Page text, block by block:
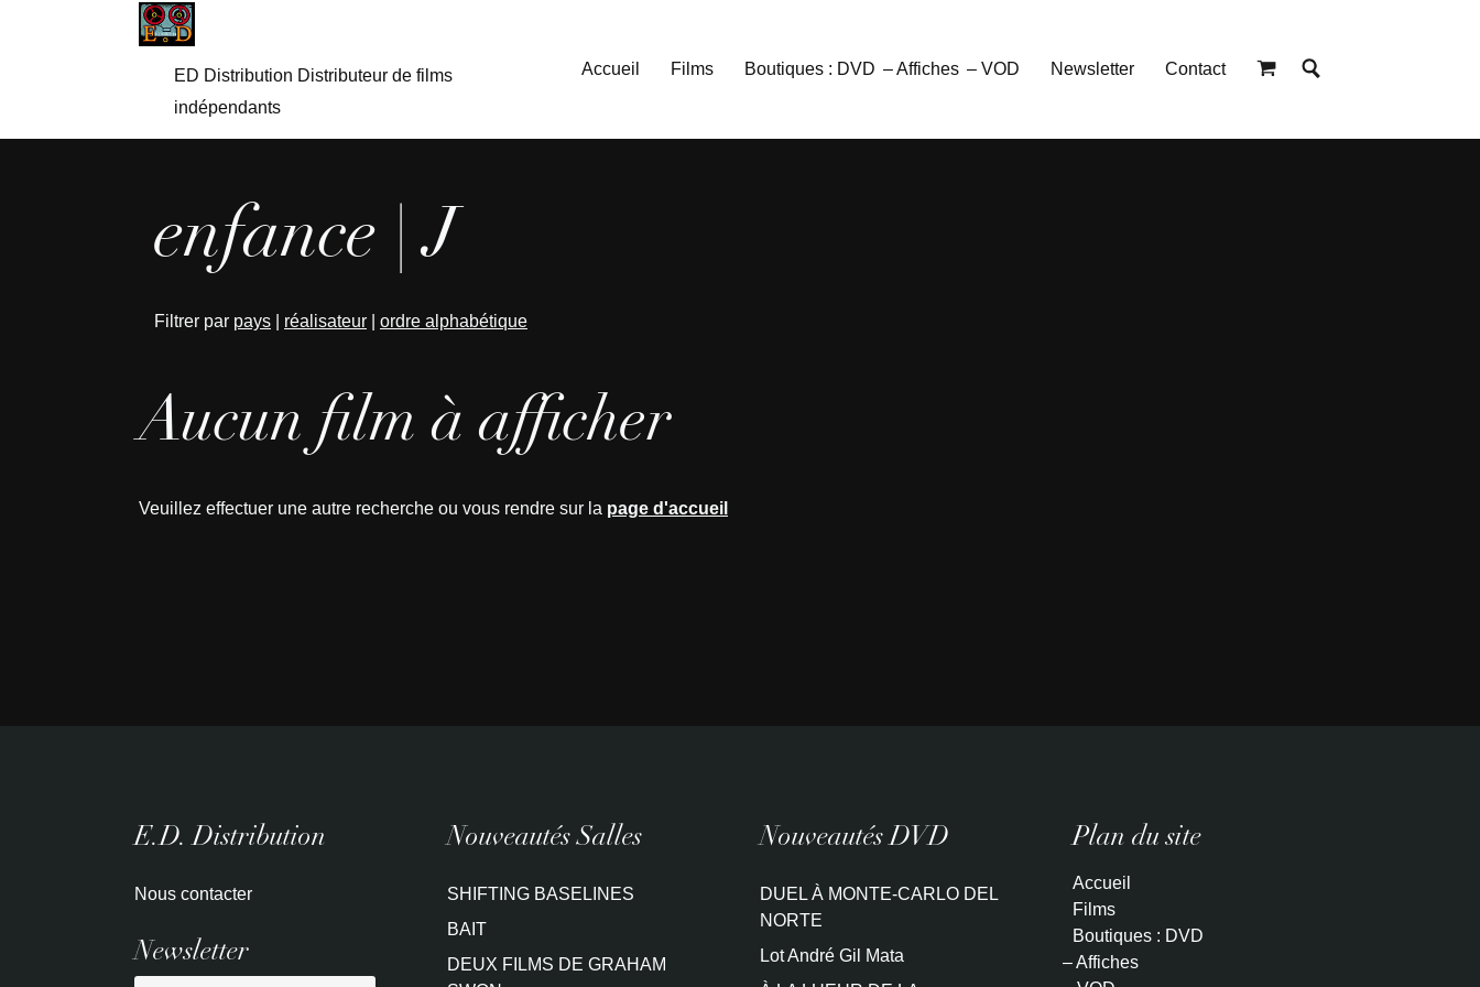
ED Distribution Distributeur de films
indépendants
Accueil Films Boutiques : DVD – Affiches – VOD Newsletter Contact
enfance | J
Filtrer par pays réalisateur ordre alphabétique
Aucun film à afficher
Veuillez effectuer une autre recherche ou vous rendre sur la page d'accueil
E.D. Distribution
Nous contacter
Newsletter
Nouveautés Salles
SHIFTING BASELINES
BAIT
DEUX FILMS DE GRAHAM
Nouveautés DVD
DUEL À MONTE-CARLO DEL
NORTE
Lot André Gil Mata
Plan du site
Accueil
Films
Boutiques : DVD
– Affiches